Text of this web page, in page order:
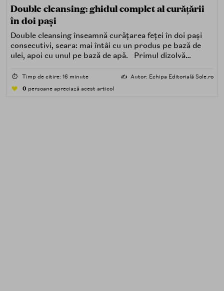
Double cleansing: ghidul complet al curățării
în doi pași
Double cleansing înseamnă curățarea feței în doi pași
consecutivi, seara: mai întâi cu un produs pe bază de
ulei, apoi cu unul pe bază de apă. Primul dizolvă
poluare. Al doilea îndepărtează impuritățile solubile în
⏱️ Timp de citire: 16 minute ✍️ Autor: Echipa Editorială Sole.ro
0 persoane apreciază acest articol